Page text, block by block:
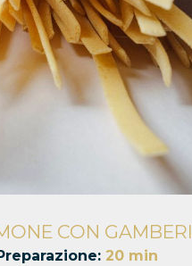
CON GAMBERI
20 min